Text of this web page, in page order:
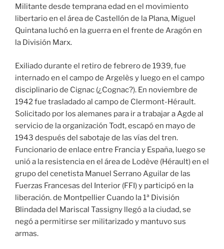
Militante desde temprana edad en el movimiento
libertario en el área de Castellón de la Plana, Miguel
Quintana luchó en la guerra en el frente de Aragón en
la División Marx.
Exiliado durante el retiro de febrero de 1939, fue
internado en el campo de Argelès y luego en el campo
disciplinario de Cignac (¿Cognac?). En noviembre de
1942 fue trasladado al campo de Clermont-Hérault.
Solicitado por los alemanes para ir a trabajar a Agde al
servicio de la organización Todt, escapó en mayo de
1943 después del sabotaje de las vías del tren.
Funcionario de enlace entre Francia y España, luego se
unió a la resistencia en el área de Lodève (Hérault) en el
grupo del cenetista Manuel Serrano Aguilar de las
Fuerzas Francesas del Interior (FFI) y participó en la
liberación. de Montpellier Cuando la 1ª División
Blindada del Mariscal Tassigny llegó a la ciudad, se
negó a permitirse ser militarizado y mantuvo sus
armas.